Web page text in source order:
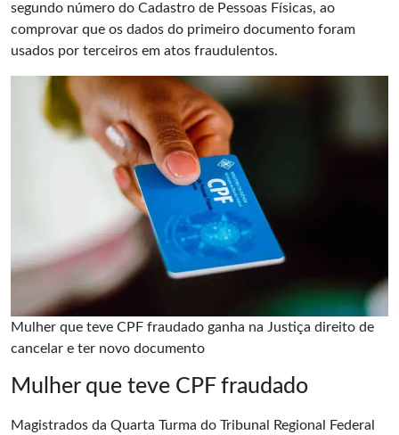
segundo número do Cadastro de Pessoas Físicas, ao
comprovar que os dados do primeiro documento foram
usados por terceiros em atos fraudulentos.
Mulher que teve CPF fraudado ganha na Justiça direito de
cancelar e ter novo documento
Mulher que teve CPF fraudado
Magistrados da Quarta Turma do Tribunal Regional Federal